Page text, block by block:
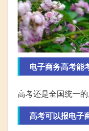
电子商务高考能
高考还是全国统一
高考可以报电子